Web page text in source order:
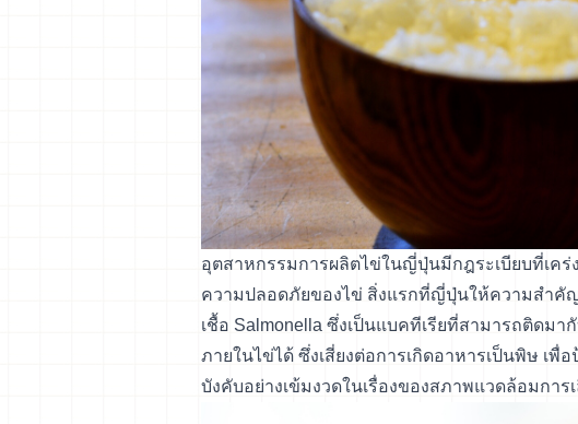
อุตสาหกรรมการผลิตไข่ในญี่ปุ่นมีกฎระเบียบที่เคร่
ความปลอดภัยของไข่ สิ่งแรกที่ญี่ปุ่นให้ความสำคั
เชื้อ Salmonella ซึ่งเป็นแบคทีเรียที่สามารถติดมา
ภายในไข่ได้ ซึ่งเสี่ยงต่อการเกิดอาหารเป็นพิษ เ
บังคับอย่างเข้มงวดในเรื่องของสภาพแวดล้อมกา